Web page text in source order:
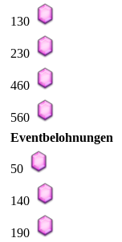
130
230
460
560
Eventbelohnungen
50
140
190